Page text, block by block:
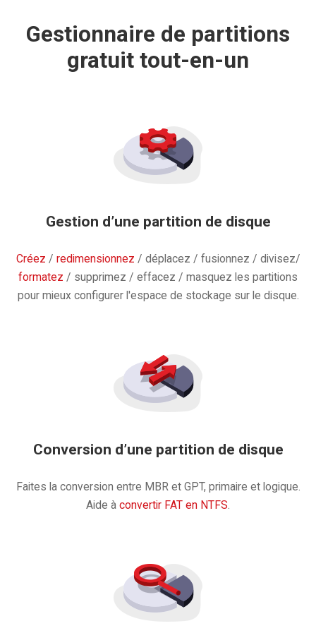
Gestionnaire de partitions
gratuit tout-en-un
Gestion d’une partition de disque
Créez / redimensionnez / déplacez / fusionnez / divisez/
formatez / supprimez / effacez / masquez les partitions
pour mieux configurer l'espace de stockage sur le disque.
Conversion d’une partition de disque
Faites la conversion entre MBR et GPT, primaire et logique.
Aide à convertir FAT en NTFS.